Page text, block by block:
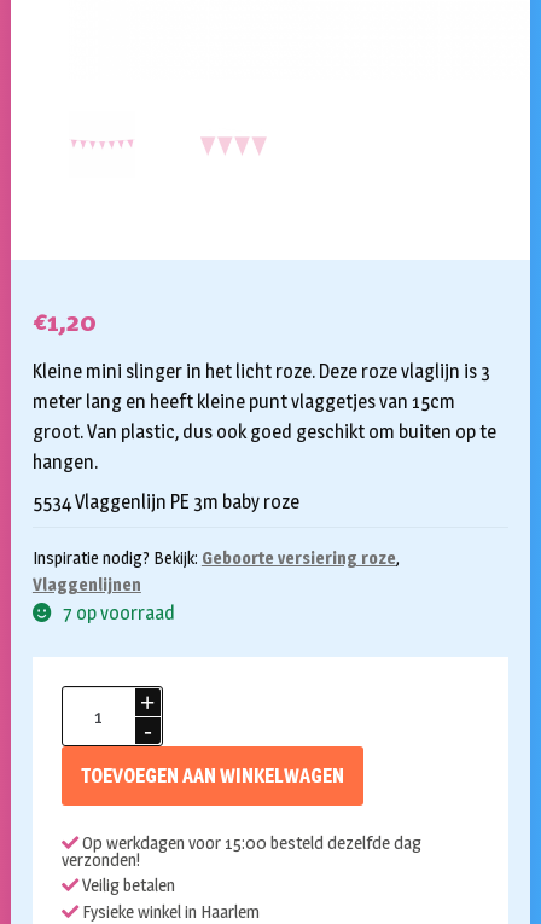
€1,20
Kleine mini slinger in het licht roze. Deze roze vlaglijn is 3
meter lang en heeft kleine punt vlaggetjes van 15cm
groot. Van plastic, dus ook goed geschikt om buiten op te
hangen.
5534 Vlaggenlijn PE 3m baby roze
Inspiratie nodig? Bekijk: Geboorte versiering roze,
Vlaggenlijnen
7 op voorraad
Vlaggenlijn
mini
aantal
TOEVOEGEN AAN WINKELWAGEN
Op werkdagen voor 15:00 besteld dezelfde dag
verzonden!
Veilig betalen
Fysieke winkel in Haarlem